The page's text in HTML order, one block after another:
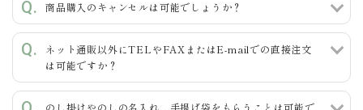
商品購入のキャンセルは可能でしょうか？
ネット通販以外にTELやFAXまたはE-mailでの直接注文
は可能ですか？